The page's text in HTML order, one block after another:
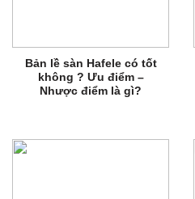
Bản lề sàn Hafele có tốt
không ? Ưu điểm –
Nhược điểm là gì?